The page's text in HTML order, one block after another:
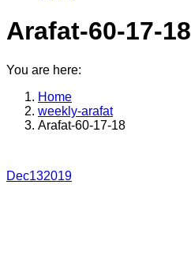
Arafat-60-17-18
You are here:
Home
weekly-arafat
Arafat-60-17-18
Dec132019